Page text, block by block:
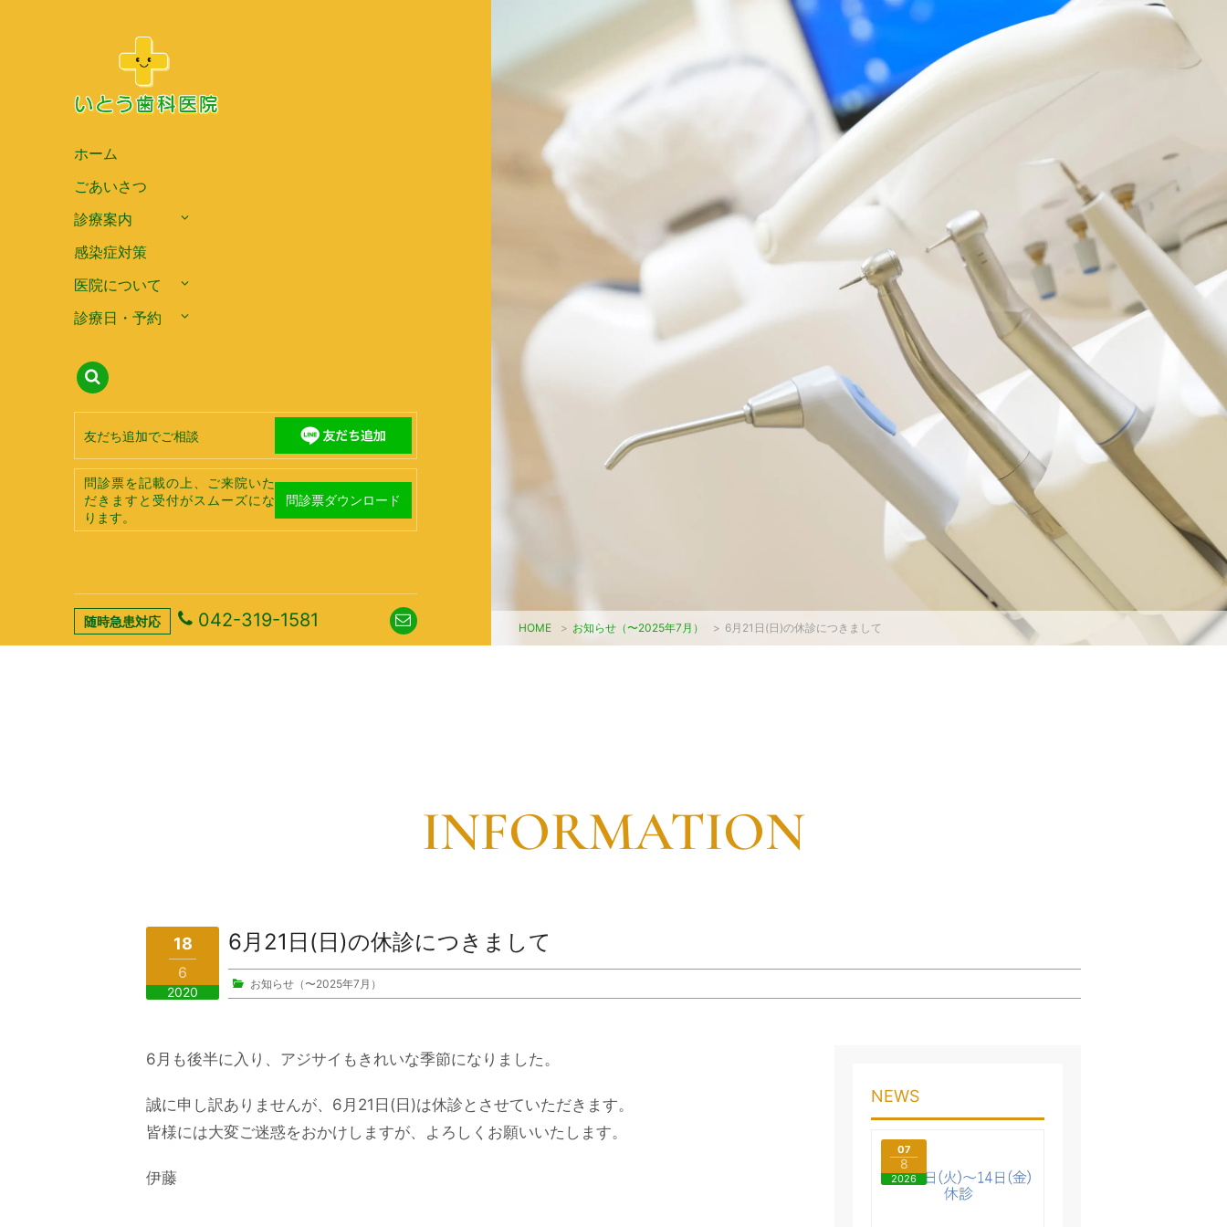
ホーム
ごあいさつ
診療案内
感染症対策
医院について
診療日・予約
随時急患対応 042-319-1581
友だち追加でご相談
問診票を記載の上、ご来院いた
だきますと受付がスムーズにな
ります。
問診票ダウンロード
HOME > お知らせ（〜2025年7月） > 6月21日(日)の休診につきまして
INFORMATION
18
6
2020
6月21日(日)の休診につきまして
お知らせ（〜2025年7月）
6月も後半に入り、アジサイもきれいな季節になりました。
誠に申し訳ありませんが、6月21日(日)は休診とさせていただきます。
皆様には大変ご迷惑をおかけしますが、よろしくお願いいたします。
伊藤
NEWS
07
8
2026